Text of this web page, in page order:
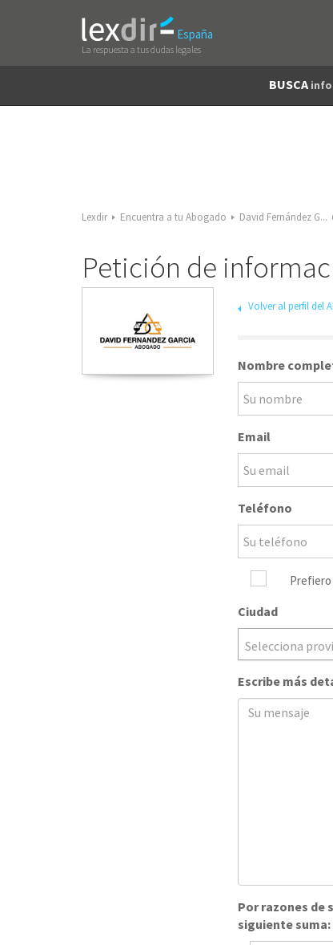
España
La respuesta a tus dudas legales
BUSCA
Lexdir Encuentra a tu Abogado David Fernández G...
Petición de
Volver al perfil del
Nombre
Email
Teléfono
Ciudad
Selecciona
Escribe más
Por razones de
siguiente